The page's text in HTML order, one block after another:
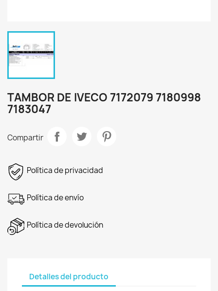
TAMBOR DE IVECO 7172079 7180998
7183047
Compartir
Política de privacidad
Política de envío
Política de devolución
Detalles del producto